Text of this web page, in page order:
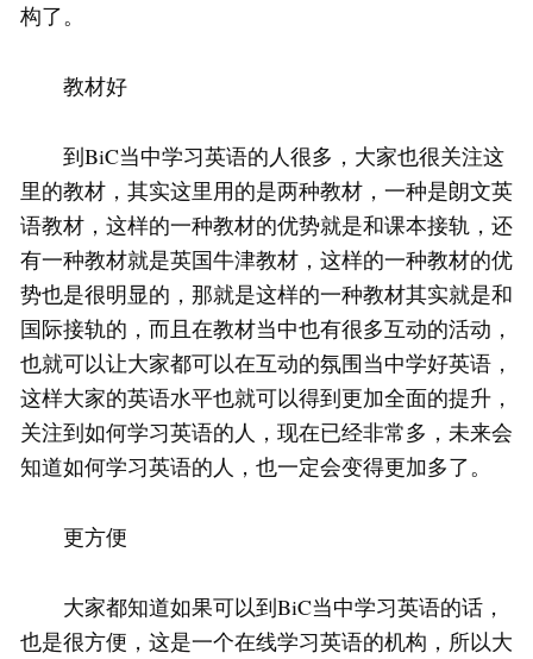
构了。
教材好
到BiC当中学习英语的人很多，大家也很关注这
里的教材，其实这里用的是两种教材，一种是朗文英
语教材，这样的一种教材的优势就是和课本接轨，还
有一种教材就是英国牛津教材，这样的一种教材的优
势也是很明显的，那就是这样的一种教材其实就是和
国际接轨的，而且在教材当中也有很多互动的活动，
也就可以让大家都可以在互动的氛围当中学好英语，
这样大家的英语水平也就可以得到更加全面的提升，
关注到如何学习英语的人，现在已经非常多，未来会
知道如何学习英语的人，也一定会变得更加多了。
更方便
大家都知道如果可以到BiC当中学习英语的话，
也是很方便，这是一个在线学习英语的机构，所以大